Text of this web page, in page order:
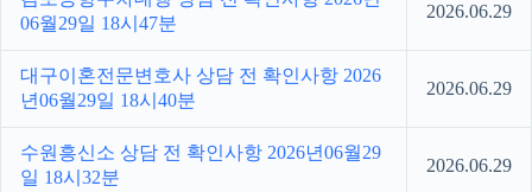
06월29일 18시47분
2026.06.29
대구이혼전문변호사 상담 전 확인사항 2026
년06월29일 18시40분
2026.06.29
수원흥신소 상담 전 확인사항 2026년06월29
일 18시32분
2026.06.29